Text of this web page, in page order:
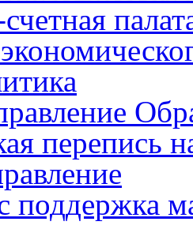
перепись
поддержка